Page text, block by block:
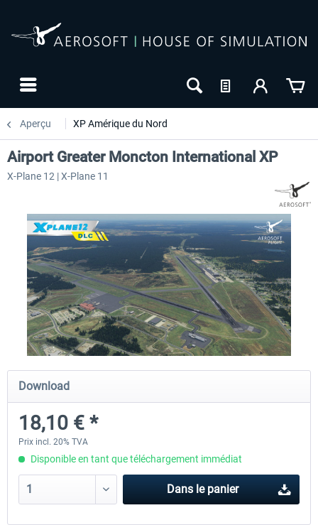
Aperçu XP Amérique du Nord
FunnerFlight - KSAN, KNZY & Naval
Base San...
20,12 € *
Saint Croix XP
Airport Greater Moncton International XP
X-Plane 12 | X-Plane 11
Download
18,10 € *
Prix incl. 20% TVA
Disponible en tant que téléchargement immédiat
Dans le panier